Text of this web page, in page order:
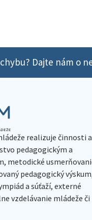
Dajte nám o
realizuje činnosti
pedagogickým a
metodické
pedagogický
a súťaží, externé
vzdelávanie mládeže či